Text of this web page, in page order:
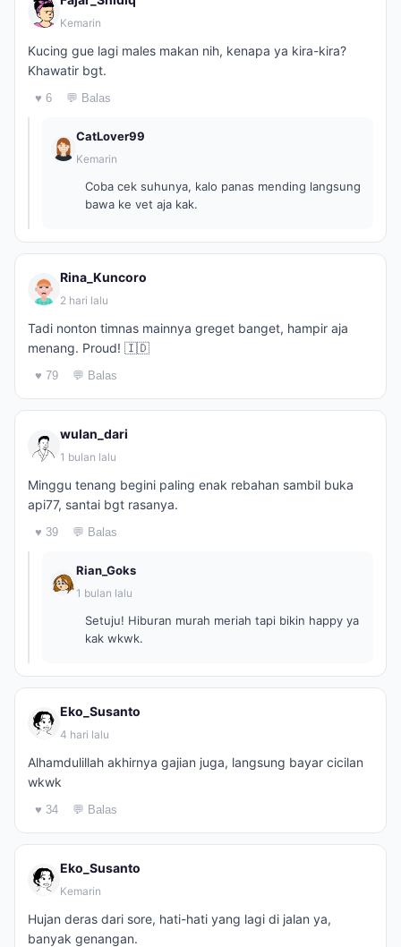
Kemarin
Kucing gue lagi males makan nih, kenapa ya kira-kira?
Khawatir bgt.
♥ 6 💬 Balas
CatLover99
Kemarin
Coba cek suhunya, kalo panas mending langsung
bawa ke vet aja kak.
Rina_Kuncoro
2 hari lalu
Tadi nonton timnas mainnya greget banget, hampir aja
menang. Proud! 🇮🇩
♥ 79 💬 Balas
wulan_dari
1 bulan lalu
Minggu tenang begini paling enak rebahan sambil buka
api77, santai bgt rasanya.
♥ 39 💬 Balas
Rian_Goks
1 bulan lalu
Setuju! Hiburan murah meriah tapi bikin happy ya
kak wkwk.
Eko_Susanto
4 hari lalu
Alhamdulillah akhirnya gajian juga, langsung bayar cicilan
wkwk
♥ 34 💬 Balas
Eko_Susanto
Kemarin
Hujan deras dari sore, hati-hati yang lagi di jalan ya,
banyak genangan.